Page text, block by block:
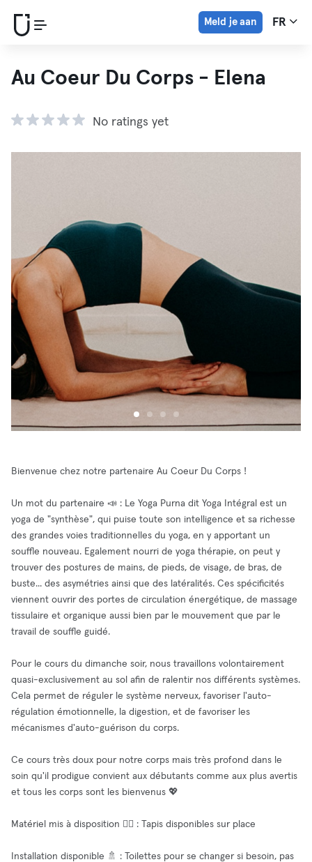
Meld je aan FR
Au Coeur Du Corps - Elena
No ratings yet
Bienvenue chez notre partenaire Au Coeur Du Corps !
Un mot du partenaire 📣 : Le Yoga Purna dit Yoga Intégral est un
yoga de "synthèse", qui puise toute son intelligence et sa richesse
des grandes voies traditionnelles du yoga, en y apportant un
souffle nouveau. Egalement nourri de yoga thérapie, on peut y
trouver des postures de mains, de pieds, de visage, de bras, de
buste... des asymétries ainsi que des latéralités. Ces spécificités
viennent ouvrir des portes de circulation énergétique, de massage
tissulaire et organique aussi bien par le mouvement que par le
travail de souffle guidé.
Pour le cours du dimanche soir, nous travaillons volontairement
quasi-exclusivement au sol afin de ralentir nos différents systèmes.
Cela permet de réguler le système nerveux, favoriser l'auto-
régulation émotionnelle, la digestion, et de favoriser les
mécanismes d'auto-guérison du corps.
Ce cours très doux pour notre corps mais très profond dans le
soin qu'il prodigue convient aux débutants comme aux plus avertis
et tous les corps sont les bienvenus 💖
Matériel mis à disposition 🧘‍♂️ : Tapis disponibles sur place
Installation disponible 🚿 : Toilettes pour se changer si besoin, pas